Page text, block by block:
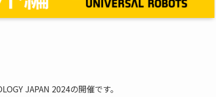
JAPAN 2024の開催です。